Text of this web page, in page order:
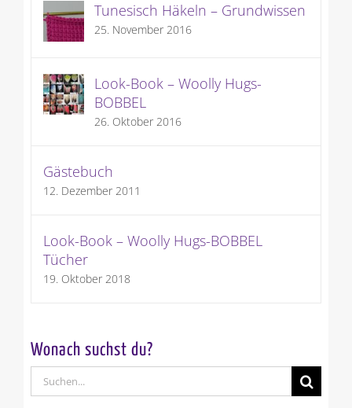
Tunesisch Häkeln – Grundwissen
25. November 2016
Look-Book – Woolly Hugs-
BOBBEL
26. Oktober 2016
Gästebuch
12. Dezember 2011
Look-Book – Woolly Hugs-BOBBEL
Tücher
19. Oktober 2018
Wonach suchst du?
Suche
nach: